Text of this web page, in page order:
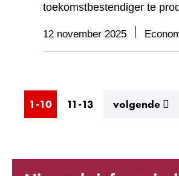
toekomstbestendiger te
12 november 2025
1-10 11-13 volgende